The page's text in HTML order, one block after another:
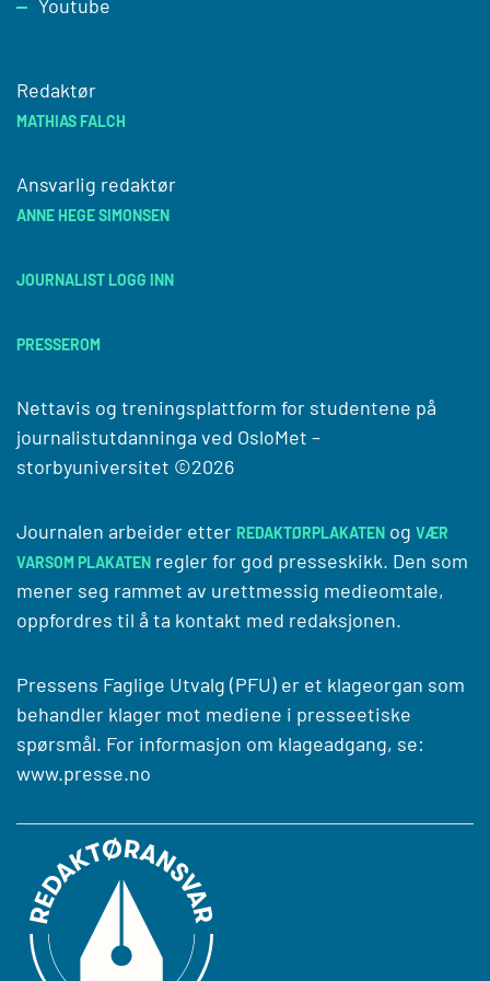
Youtube
Redaktør
MATHIAS FALCH
Ansvarlig redaktør
ANNE HEGE SIMONSEN
JOURNALIST LOGG INN
PRESSEROM
Nettavis og treningsplattform for studentene på
journalistutdanninga ved OsloMet –
storbyuniversitet ©2026
Journalen arbeider etter REDAKTØRPLAKATEN og VÆR
VARSOM PLAKATEN regler for god presseskikk. Den som
mener seg rammet av urettmessig medieomtale,
oppfordres til å ta kontakt med redaksjonen.
Pressens Faglige Utvalg (PFU) er et klageorgan som
behandler klager mot mediene i presseetiske
spørsmål. For informasjon om klageadgang, se:
www.presse.no